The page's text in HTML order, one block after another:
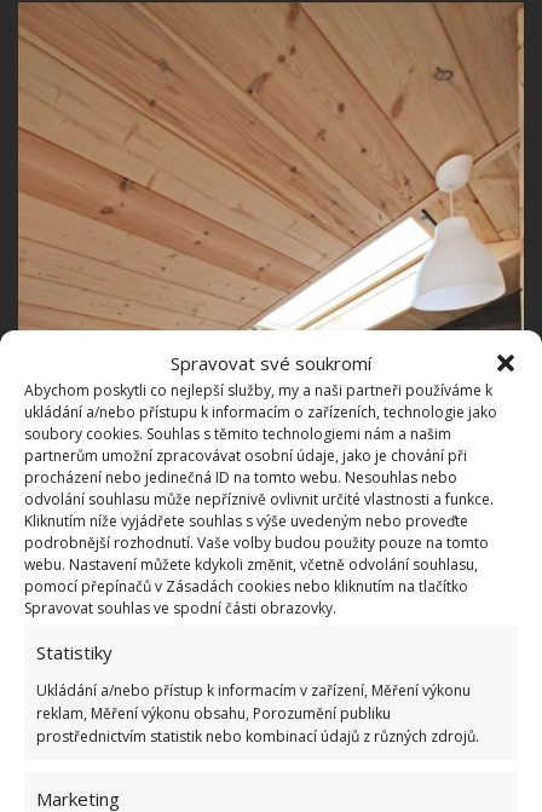
Spravovat své soukromí
Abychom poskytli co nejlepší služby, my a naši partneři používáme k
ukládání a/nebo přístupu k informacím o zařízeních, technologie jako
soubory cookies. Souhlas s těmito technologiemi nám a našim
partnerům umožní zpracovávat osobní údaje, jako je chování při
procházení nebo jedinečná ID na tomto webu. Nesouhlas nebo
odvolání souhlasu může nepříznivě ovlivnit určité vlastnosti a funkce.
Kliknutím níže vyjádřete souhlas s výše uvedeným nebo proveďte
podrobnější rozhodnutí. Vaše volby budou použity pouze na tomto
webu. Nastavení můžete kdykoli změnit, včetně odvolání souhlasu,
pomocí přepínačů v Zásadách cookies nebo kliknutím na tlačítko
Spravovat souhlas ve spodní části obrazovky.
Statistiky
Ukládání a/nebo přístup k informacím v zařízení, Měření výkonu
reklam, Měření výkonu obsahu, Porozumění publiku
prostřednictvím statistik nebo kombinací údajů z různých zdrojů.
Marketing